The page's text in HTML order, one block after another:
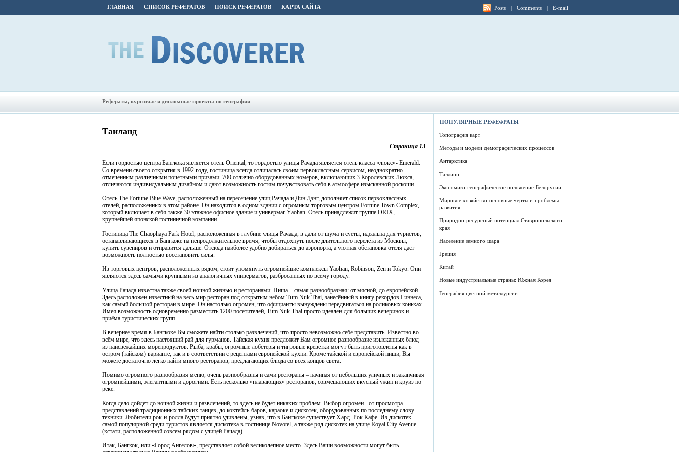
ГЛАВНАЯ СПИСОК РЕФЕРАТОВ ПОИСК РЕФЕРАТОВ КАРТА САЙТА Posts | Comments | E-mail
Рефераты, курсовые и дипломные проекты по географии
Таиланд
Страница 13
Если гордостью центра Бангкока является отель Oriental, то гордостью улицы Рачада является отель класса «люкс»- Emerald.
Со времени своего открытия в 1992 году, гостиница всегда отличалась своим первоклассным сервисом, неоднократно
отмеченным различными почетными призами. 700 отлично оборудованных номеров, включающих 3 Королевских Люкса,
отличаются индивидуальным дизайном и дают возможность гостям почувствовать себя в атмосфере изысканной роскоши.
Отель The Fortune Blue Wave, расположенный на пересечение улиц Рачада и Дин Дэнг, дополняет список первоклассных
отелей, расположенных в этом районе. Он находится в одном здании с огромным торговым центром Fortune Town Complex,
который включает в себя также 30 этажное офисное здание и универмаг Yaohan. Отель принадлежит группе ORIX,
крупнейшей японской гостиничной компании.
Гостиница The Chaophaya Park Hotel, расположенная в глубине улицы Рачада, в дали от шума и суеты, идеальна для туристов,
останавливающихся в Бангкоке на непродолжительное время, чтобы отдохнуть после длительного перелёта из Москвы,
купить сувениров и отправится дальше. Отсюда наиболее удобно добираться до аэропорта, а уютная обстановка отеля даст
возможность полностью восстановить силы.
Из торговых центров, расположенных рядом, стоит упомянуть огромнейшие комплексы Yaohan, Robinson, Zen и Tokyo. Они
являются здесь самыми крупными из аналогичных универмагов, разбросанных по всему городу.
Улица Рачада известна также своей ночной жизнью и ресторанами. Пища – самая разнообразная: от мясной, до европейской.
Здесь расположен известный на весь мир ресторан под открытым небом Tum Nuk Thai, занесённый в книгу рекордов Гиннеса,
как самый большой ресторан в мире. Он настолько огромен, что официанты вынуждены передвигаться на роликовых коньках.
Имея возможность одновременно разместить 1200 посетителей, Tum Nuk Thai просто идеален для больших вечеринок и
приёма туристических групп.
В вечернее время в Бангкоке Вы сможете найти столько развлечений, что просто невозможно себе представить. Известно во
всём мире, что здесь настоящий рай для гурманов. Тайская кухня предложит Вам огромное разнообразие изысканных блюд
из наисвежайших морепродуктов. Рыба, крабы, огромные лобстеры и тигровые креветки могут быть приготовлены как в
остром (тайском) варианте, так и в соответствии с рецептами европейской кухни. Кроме тайской и европейской пищи, Вы
можете достаточно легко найти много ресторанов, предлагающих блюда со всех концов света.
Помимо огромного разнообразия меню, очень разнообразны и сами рестораны – начиная от небольших уличных и заканчивая
огромнейшими, элегантными и дорогими. Есть несколько «плавающих» ресторанов, совмещающих вкусный ужин и круиз по
реке.
Когда дело дойдет до ночной жизни и развлечений, то здесь не будет никаких проблем. Выбор огромен - от просмотра
представлений традиционных тайских танцев, до коктейль-баров, караоке и дискотек, оборудованных по последнему слову
техники. Любители рок-н-ролла будут приятно удивлены, узнав, что в Бангкоке существует Хард- Рок Кафе. Из дискотек -
самой популярной среди туристов является дискотека в гостинице Novotel, а также ряд дискотек на улице Royal City Avenue
(кстати, расположенной совсем рядом с улицей Рачада).
Итак, Бангкок, или «Город Ангелов», представляет собой великолепное место. Здесь Ваши возможности могут быть
ПОПУЛЯРНЫЕ РЕФЕФРАТЫ
Топография карт
Методы и модели демографических процессов
Антарктика
Таллинн
Экономико-географическое положение Белорусии
Мировое хозяйство-основные черты и проблемы
развития
Природно-ресурсный потенциал Ставропольского
края
Население земного шара
Греция
Китай
Новые индустриальные страны: Южная Корея
География цветной металлургии